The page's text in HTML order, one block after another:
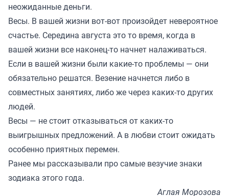
неожиданные деньги.
Весы. В вашей жизни вот-вот произойдет невероятное
счастье. Середина августа это то время, когда в
вашей жизни все наконец-то начнет налаживаться.
Если в вашей жизни были какие-то проблемы — они
обязательно решатся. Везение начнется либо в
совместных занятиях, либо же через каких-то других
людей.
Весы — не стоит отказываться от каких-то
выигрышных предложений. А в любви стоит ожидать
особенно приятных перемен.
Ранее мы рассказывали про самые везучие знаки
зодиака этого года.
Аглая Морозова